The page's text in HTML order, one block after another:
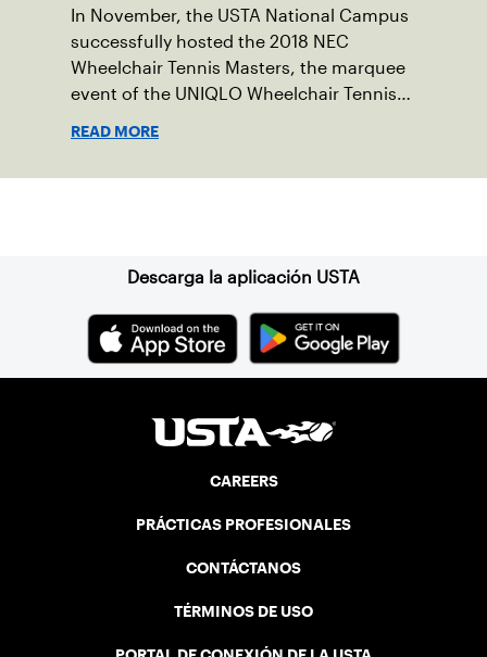
In November, the USTA National Campus
successfully hosted the 2018 NEC
Wheelchair Tennis Masters, the marquee
event of the UNIQLO Wheelchair Tennis
READ MORE
Descarga la aplicación USTA
CAREERS
PRÁCTICAS PROFESIONALES
CONTÁCTANOS
TÉRMINOS DE USO
PORTAL DE CONEXIÓN DE LA USTA